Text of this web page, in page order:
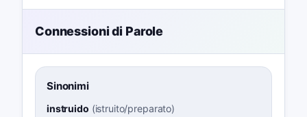
Connessioni di Parole
Sinonimi
instruido (istruito/preparato)